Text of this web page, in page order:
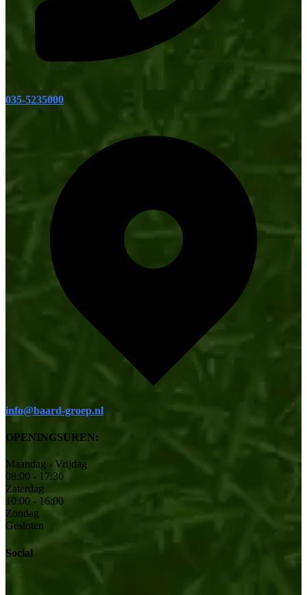
035-5235000
info@baard-groep.nl
OPENINGSUREN:
Maandag - Vrijdag
08:00 - 17:30
Zaterdag
10:00 - 16:00
Zondag
Gesloten
Social